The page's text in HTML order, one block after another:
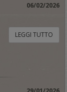
06/02/2026
LEGGI TUTTO